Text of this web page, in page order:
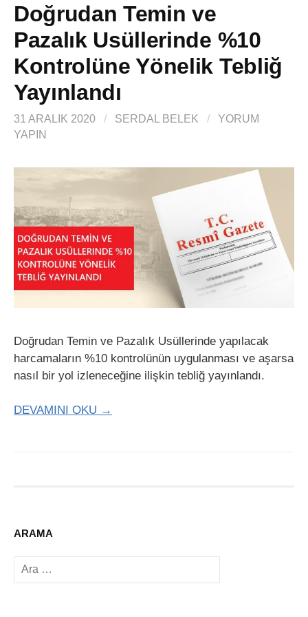
Doğrudan Temin ve
Pazalık Usüllerinde %10
Kontrolüne Yönelik Tebliğ
Yayınlandı
31 ARALIK 2020 / SERDAL BELEK /
YORUM
YAPIN
Doğrudan Temin ve Pazalık Usüllerinde yapılacak
harcamaların %10 kontrolünün uygulanması ve aşarsa
nasıl bir yol izleneceğine ilişkin tebliğ yayınlandı.
DEVAMINI OKU →
ARAMA
Arama: